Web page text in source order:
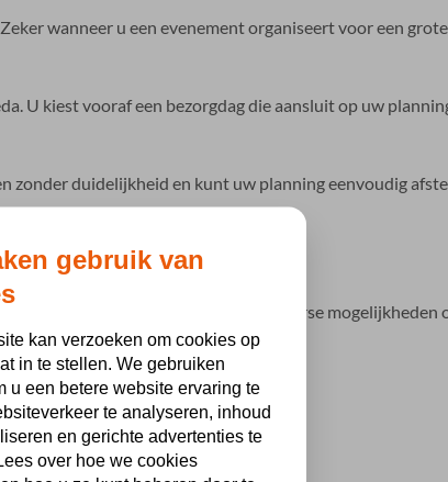
wanneer u een evenement organiseert voor een
U kiest vooraf een bezorgdag die aansluit op uw
zonder duidelijkheid en kunt uw planning eenvoudig
glutenvrije opties
Daarom biedt BBQ Holland diverse mogelijkheden
gebruik van
kan verzoeken om cookies op
in te stellen. We gebruiken
u een betere website ervaring te
te analyseren, inhoud
en gerichte advertenties te
over hoe we cookies